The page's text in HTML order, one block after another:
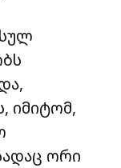
იმიტომ,
ორი